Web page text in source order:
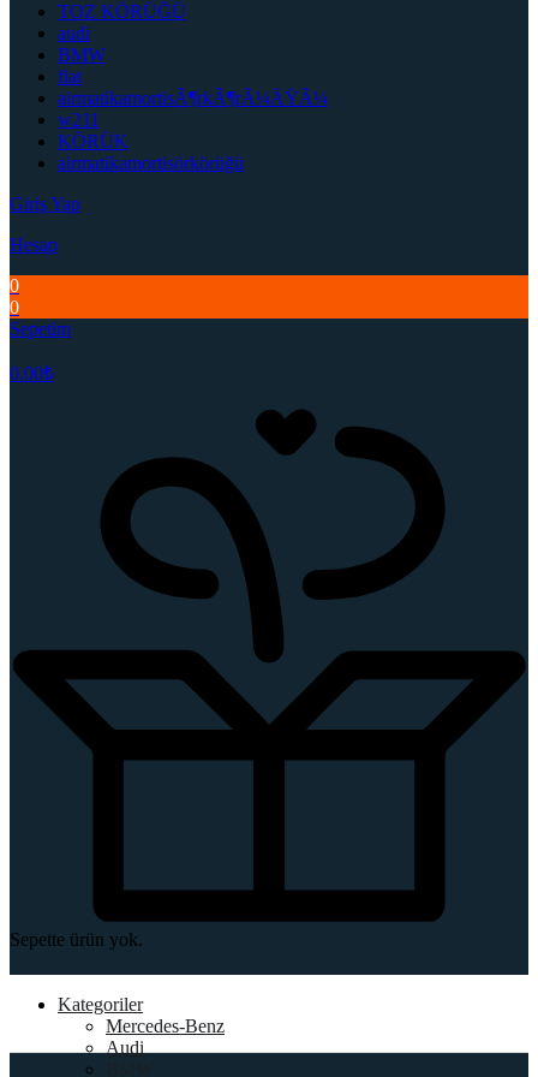
TOZ KÖRÜĞÜ
audi
BMW
fiat
airmatikamortisÃ¶rkÃ¶rÃ¼ÄŸÃ¼
w211
KÖRÜK
airmatikamortisörkörüğü
Giriş Yap
Hesap
0
0
Sepetim
0.00₺
Sepette ürün yok.
Kategoriler
Mercedes-Benz
Audi